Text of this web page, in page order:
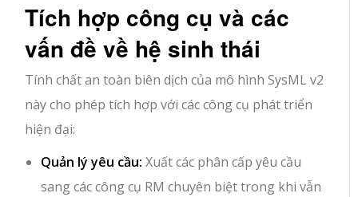
Tích hợp công cụ và các
vấn đề về hệ sinh thái
Tính chất an toàn biên dịch của mô hình SysML v2
này cho phép tích hợp với các công cụ phát triển
hiện đại:
Quản lý yêu cầu: Xuất các phân cấp yêu cầu
sang các công cụ RM chuyên biệt trong khi vẫn